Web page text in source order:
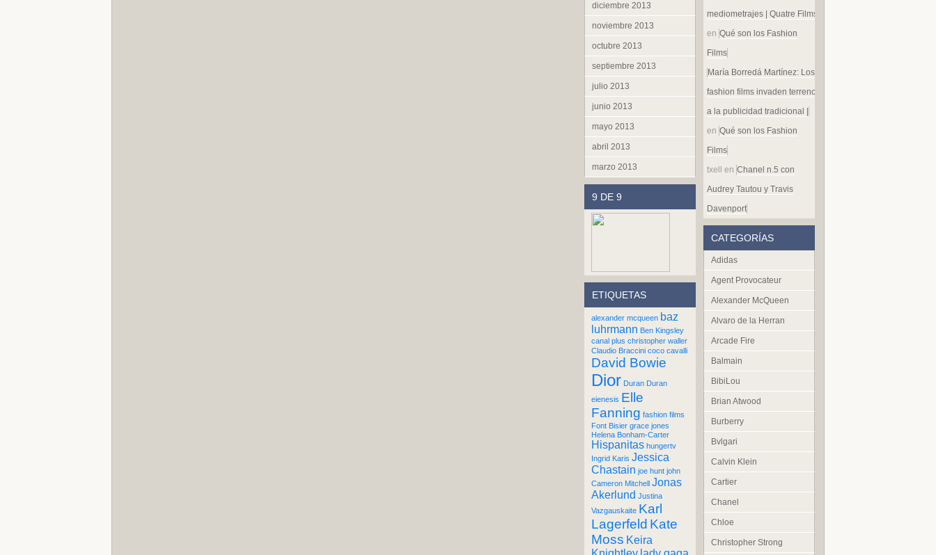
diciembre 2013
noviembre 2013
octubre 2013
septiembre 2013
julio 2013
junio 2013
mayo 2013
abril 2013
marzo 2013
9 DE 9
ETIQUETAS
alexander mcqueen baz
luhrmann Ben Kingsley
canal plus christopher waller
Claudio Braccini coco cavalli
David Bowie
Dior Duran Duran
eienesis Elle
Fanning fashion films
Font Bisier grace jones
Helena Bonham-Carter
Hispanitas hungertv
Ingrid Karis Jessica
Chastain joe hunt john
Cameron Mitchell Jonas
Akerlund Justina
Vazgauskaite Karl
Lagerfeld Kate
Moss Keira
mediometrajes | Quatre Films
en Qué son los Fashion
Films
María Borredá Martínez: Los
fashion films invaden terreno
a la publicidad tradicional |
en Qué son los Fashion
Films
txell
en Chanel n.5 con
Audrey Tautou y Travis
Davenport
CATEGORÍAS
Adidas
Agent Provocateur
Alexander McQueen
Alvaro de la Herran
Arcade Fire
Balmain
BibiLou
Brian Atwood
Burberry
Bvlgari
Calvin Klein
Cartier
Chanel
Chloe
Christopher Strong